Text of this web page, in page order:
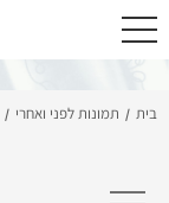
בית / תמונות לפני ואחרי /